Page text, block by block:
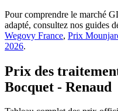
Pour comprendre le marché
adapté, consultez nos guides
Wegovy France, Prix
2026.
Prix des
Bocquet - Renaud